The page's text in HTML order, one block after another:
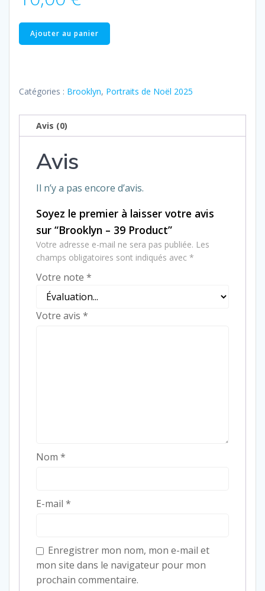
quantité
de
39
Ajouter au panier
Catégories : Brooklyn, Portraits de Noël 2025
Avis (0)
Avis
Il n’y a pas encore d’avis.
Soyez le premier à laisser votre avis
sur “Brooklyn – 39 Product”
Votre adresse e-mail ne sera pas publiée. Les
champs obligatoires sont indiqués avec *
Votre note *
Votre avis *
Nom *
E-mail *
Enregistrer mon nom, mon e-mail et
mon site dans le navigateur pour mon
prochain commentaire.